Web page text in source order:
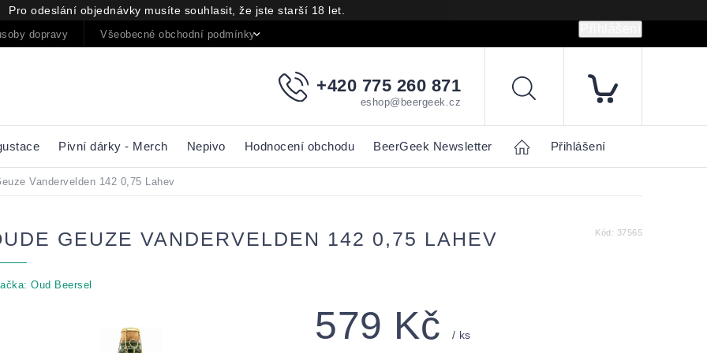
Pro odeslání objednávky musíte souhlasit, že jste starší 18 let.
dopravy Všeobecné obchodní podmínky
+420 775 260 871
eshop@beergeek.cz
Hledat
Pivní dárky - Merch Nepivo Hodnocení obchodu BeerGeek Newsletter Home Přihlášení
Vandervelden 142 0,75 Lahev
GEUZE VANDERVELDEN 142 0,75 LAHEV Kód: 37565
Oud Beersel
579 Kč / ks